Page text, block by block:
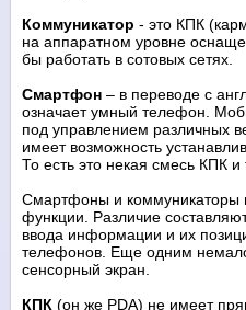
Коммуникатор - это КПК
на аппаратном уровне
бы работать в сотовых сетях.
Смартфон – в переводе с
означает умный телефон.
под управлением различных
имеет возможность
То есть это некая смесь КПК
Смартфоны и коммуникаторы
функции. Различие
ввода информации и их
телефонов. Еще одним
сенсорный экран.
КПК (он же PDА) не имеет